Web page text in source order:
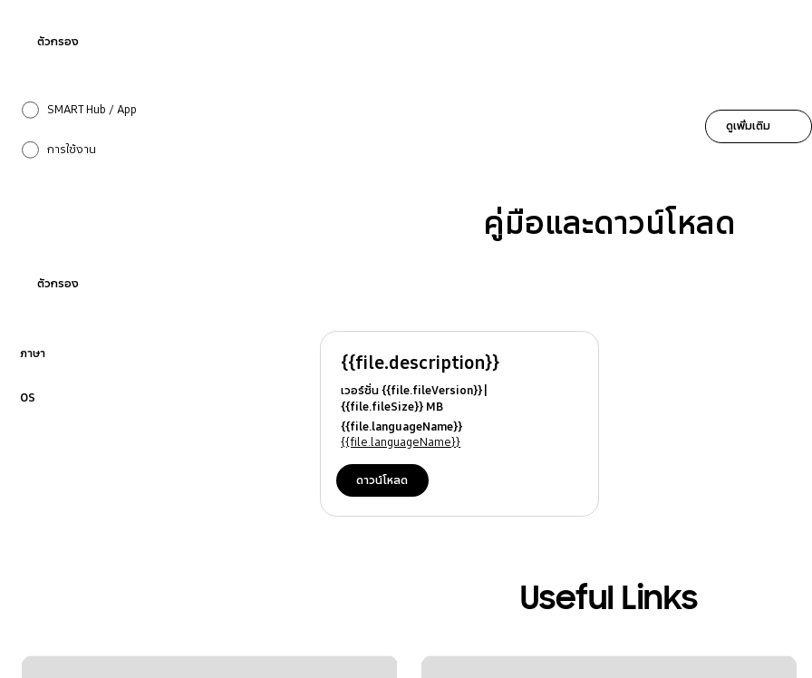
ตัวกรอง
SMART Hub / App
การใช้งาน
ดูเพิ่มเติม
คู่มือและดาวน์โหลด
ตัวกรอง
ภาษา
OS
{{file.description}}
เวอร์ชั่น {{file.fileVersion}}
{{file.fileSize}} MB
{{file.fileModifiedDate}}
{{file.osNames}}
{{file.languageName}}
{{file.languageName}}
ดาวน์โหลด
Useful Links